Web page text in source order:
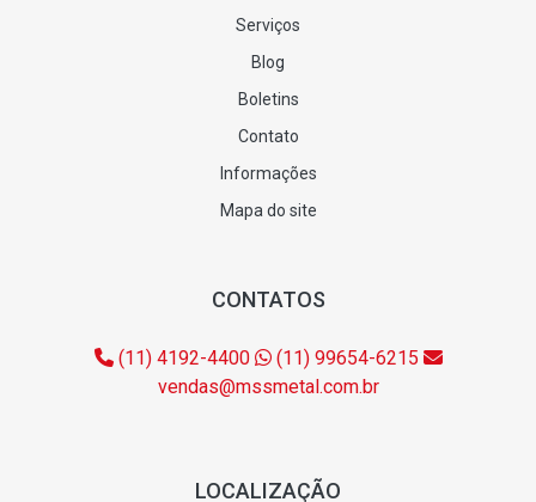
Serviços
Blog
Boletins
Contato
Informações
Mapa do site
CONTATOS
(11) 4192-4400
(11) 99654-6215
vendas@mssmetal.com.br
LOCALIZAÇÃO